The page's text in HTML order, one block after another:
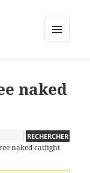
naked
naked catfight